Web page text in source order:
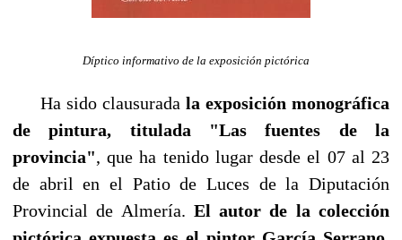
Díptico informativo de la exposición pictórica
Ha sido clausurada la exposición monográfica
de pintura, titulada "Las fuentes de la
provincia", que ha tenido lugar desde el 07 al 23
de abril en el Patio de Luces de la Diputación
Provincial de Almería. El autor de la colección